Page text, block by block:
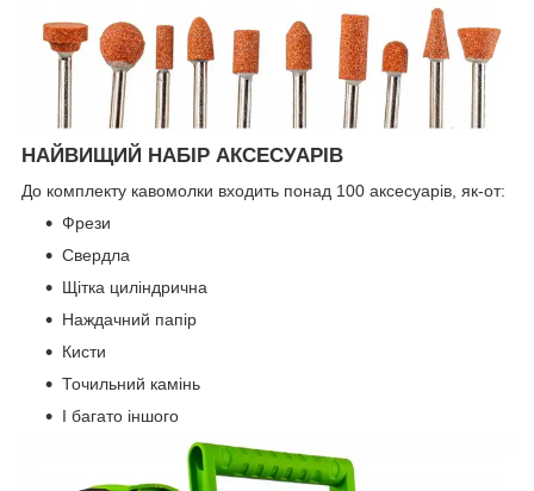
НАЙВИЩИЙ НАБІР АКСЕСУАРІВ
До комплекту кавомолки входить понад 100 аксесуарів, як-от:
Фрези
Свердла
Щітка циліндрична
Наждачний папір
Кисти
Точильний камінь
І багато іншого